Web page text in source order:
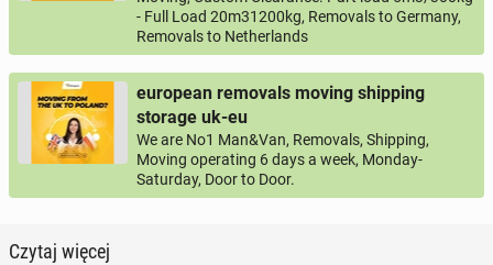
- Full Load 20m31200kg, Removals to Germany,
Removals to Netherlands
european removals moving shipping
storage uk-eu
We are No1 Man&Van, Removals, Shipping,
Moving operating 6 days a week, Monday-
Saturday, Door to Door.
Czytaj więcej